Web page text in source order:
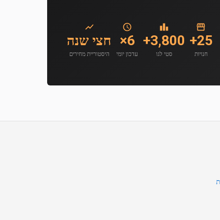
25+
חנויות
3,800+
סטי לגו
6×
עדכון יומי
חצי שנה
היסטוריית מחירים